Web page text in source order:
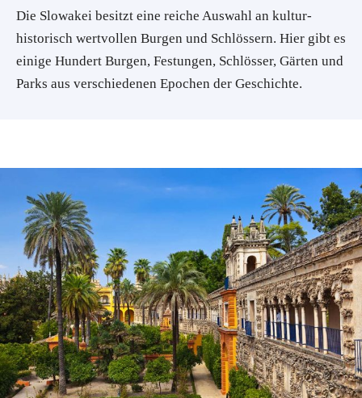
Die Slowakei besitzt eine reiche Auswahl an kultur-
historisch wertvollen Burgen und Schlössern. Hier gibt es
einige Hundert Burgen, Festungen, Schlösser, Gärten und
Parks aus verschiedenen Epochen der Geschichte.